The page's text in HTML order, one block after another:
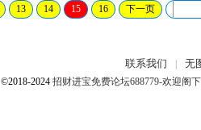
13 14 15 16 下一页
联系我们 无
©2018-2024 招财进宝免费论坛688779-欢迎阁